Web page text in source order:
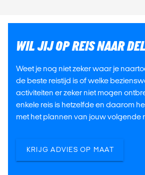
WIL JIJ OP REIS NAAR
Weet je nog niet zeker waar je
de beste reistijd is of welke
activiteiten er zeker niet mogen
enkele reis is hetzelfde en daarom
met het plannen van jouw volgende
KRIJG ADVIES OP MAAT